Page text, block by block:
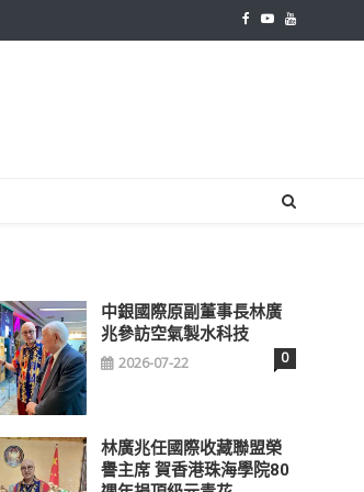
中銀國際原副董事長林廣
兆參訪空氣製水科技
2026-07-22 0
林廣兆任國際收藏聯盟榮
譽主席 賀香港珠海學院80